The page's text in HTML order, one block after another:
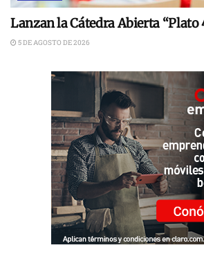
Lanzan la Cátedra Abierta “Plato
5 DE AGOSTO DE 2026